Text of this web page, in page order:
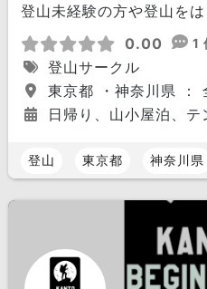
登山未経験の方や登山を
0.00
1
登山サークル
東京都 ・神奈川県 ：
日帰り、山小屋泊、テ
登山 東京都 神奈川県